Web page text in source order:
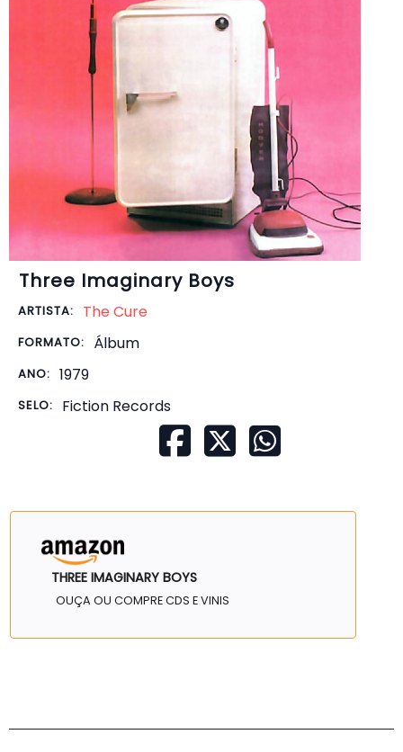
Three Imaginary Boys
ARTISTA: The Cure
FORMATO: Álbum
ANO: 1979
SELO: Fiction Records
THREE IMAGINARY BOYS
OUÇA OU COMPRE CDS E VINIS